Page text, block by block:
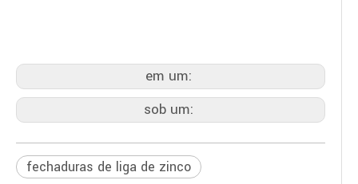
em um:
sob um:
fechaduras de liga de zinco